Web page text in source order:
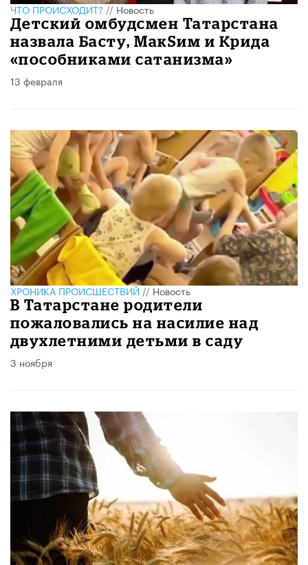
ЧТО ПРОИСХОДИТ?//Новость
Детский омбудсмен Татарстана
назвала Басту, МакSим и Крида
«пособниками сатанизма»
13 февраля
ХРОНИКА ПРОИСШЕСТВИЙ//Новость
В Татарстане родители
пожаловались на насилие над
двухлетними детьми в саду
3 ноября